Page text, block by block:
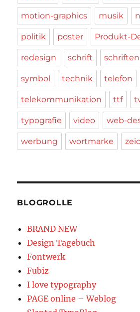
motion-graphics musik
politik poster Produkt-
redesign schrift schriften
symbol technik telefon
telekommunikation ttf
typografie video web-
werbung wortmarke
BLOGROLLE
BRAND NEW
Design Tagebuch
Fontwerk
Fubiz
I love typography
PAGE online – Weblog